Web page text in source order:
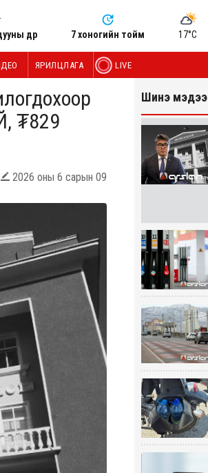
өдөр 7 хоногийн тойм 17°C
ЯРИЛЦЛАГА LIVE
₮829
 2026 оны 6 сарын 09
Шинэ мэдээ